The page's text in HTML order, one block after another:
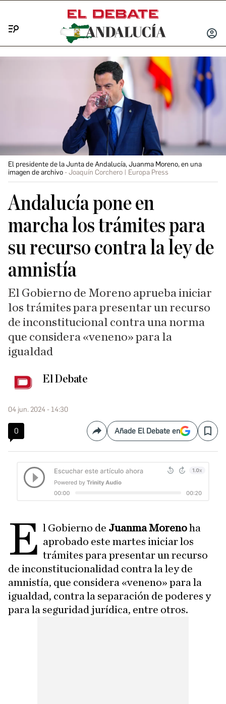
INICIAR
El presidente de la Junta de Andalucía, Juanma Moreno, en una
imagen de archivo
Joaquín Corchero | Europa Press
Andalucía pone en
marcha los trámites para
su recurso contra la ley de
amnistía
El Gobierno de Moreno aprueba iniciar
los trámites para presentar un recurso
de inconstitucional contra una norma
que considera «veneno» para la
igualdad
El Debate
04 jun. 2024 - 14:30
0 CompartirAñade El Debate en Save
E l Gobierno de Juanma Morenoha
aprobado este martes iniciar los
trámites para presentar un recurso
de inconstitucionalidad contra la ley de
amnistía, que considera «veneno» para la
igualdad, contra la separación de poderes y
para la seguridad jurídica, entre otros.